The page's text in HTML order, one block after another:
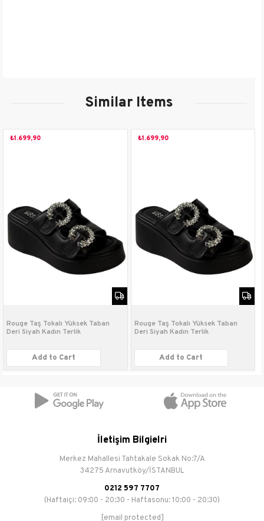
Kullanım Alanı
Saya
Malzemesi
İç Astar
Malzemesi
Deri
Topuk Boyu 8 cm
Taban Tipi Dolgu
Bağlama Şekli Tokalı
Similar Items
Rouge Taş Tokalı Yüksek Taban
Deri Siyah Kadın Terlik
₺1.699,90
Add to Cart
Rouge Taş Tokalı Yüksek Taban
Deri Siyah Kadın Terlik
₺1.699,90
Add to Cart
İletişim Bilgielri
Merkez Mahallesi Tahtakale Sokak No:7/A
34275 Arnavutköy/İSTANBUL
0212 597 7707
(Haftaiçi: 09:00 - 20:30 - Haftasonu: 10:00 - 20:30)
[email protected]